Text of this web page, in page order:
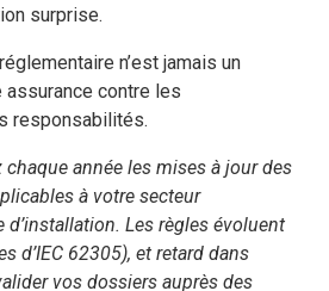
surprise.
n’est jamais un
assurance contre les
responsabilités.
chaque année les mises à jour des
à votre secteur
d’installation. Les règles évoluent
d’IEC 62305), et retard dans
vos dossiers auprès des